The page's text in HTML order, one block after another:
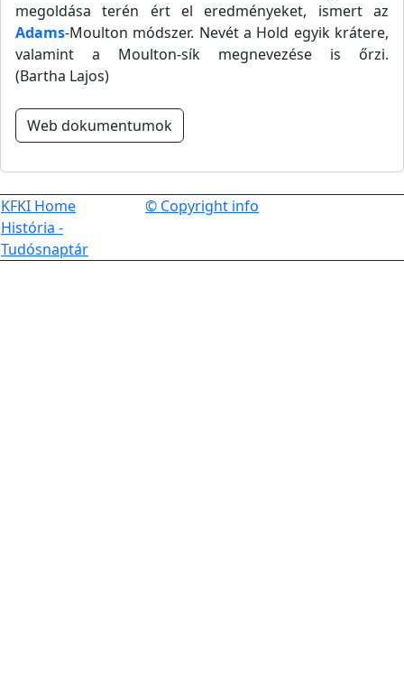
megoldása terén ért el eredményeket, ismert az
Adams-Moulton módszer. Nevét a Hold egyik krátere,
valamint a Moulton-sík megnevezése is őrzi.
(Bartha Lajos)
Web dokumentumok
KFKI Home
História -
Tudósnaptár
© Copyright info